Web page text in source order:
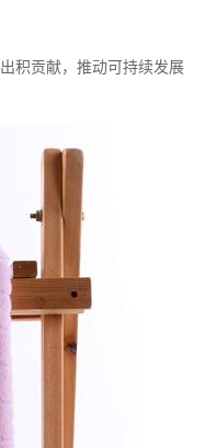
积贡献，推动可持续发展